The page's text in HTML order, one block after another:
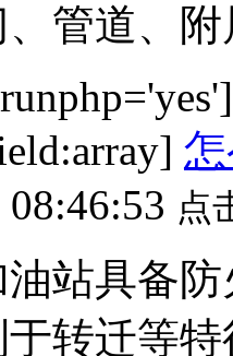
管道、附
点
油站具备
转迁等